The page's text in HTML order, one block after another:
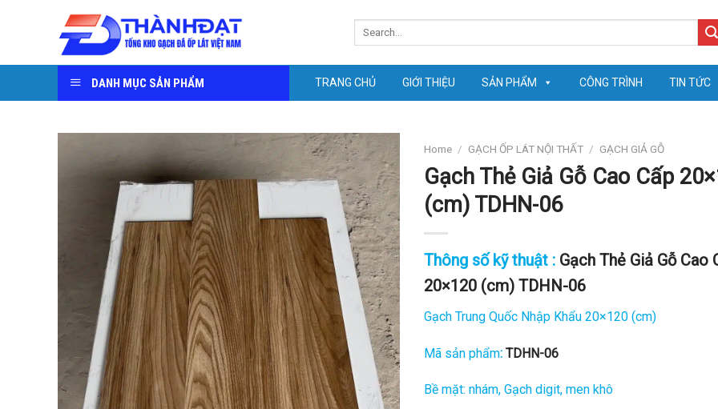
DANH MỤC SẢN PHẨM TRANG CHỦ GIỚI THIỆU SẢN PHẨM CÔNG TRÌNH TIN TỨC
Home / GẠCH ỐP LÁT NỘI THẤT / GẠCH GIẢ GỖ
Gạch Thẻ Giả Gỗ Cao Cấp
(cm) TDHN-06
Thông số kỹ thuật : Gạch Thẻ Giả Gỗ Cao
20×120 (cm) TDHN-06
Gạch Trung Quốc Nhập Khẩu 20×120 (cm)
Mã sản phẩm: TDHN-06
Bề mặt: nhám, Gạch digit, men khô